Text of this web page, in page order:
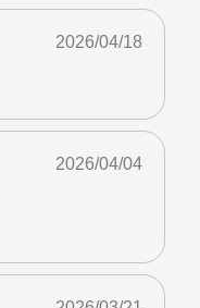
2026/04/18
2026/04/04